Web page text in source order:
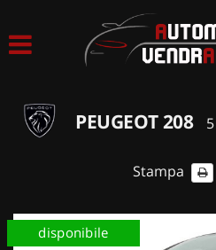
ACQUISTIAMO USATO
CONTATTI
PEUGEOT 208
Stampa
disponibile